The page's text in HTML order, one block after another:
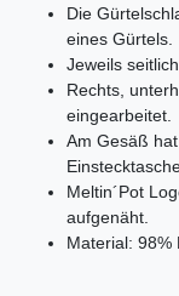
Die
eines Gürtels.
Jeweils
Rechts,
eingearbeitet.
Am Gesäß
Meltin´Pot
aufgenäht.
Material: 98%